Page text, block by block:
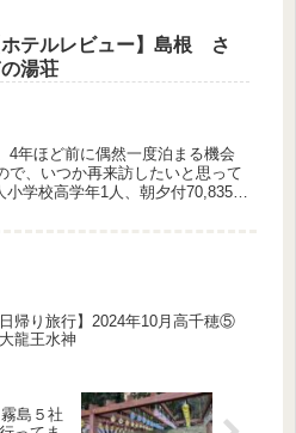
ホテルレビュー】島根 さ
湯荘
4年ほど前に偶然一度泊まる機会
で、いつか再来訪したいと思って
学校高学年1人、朝夕付70,835円
日帰り旅行】2024年10月高千穂⑤
龍王水神
島５社